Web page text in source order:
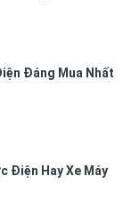
Đáng Mua Nhất
Điện Hay Xe Máy